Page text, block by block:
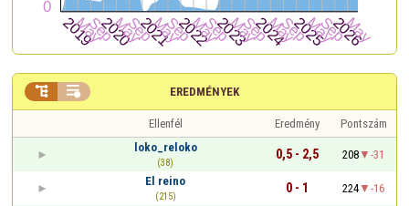
EREDMÉNYEK
 
Ellenfél Eredmény
Pontszám
loko_reloko
(38)
0,5 - 2,5 208
-31
El reino
(215)
0 - 1 224
-16